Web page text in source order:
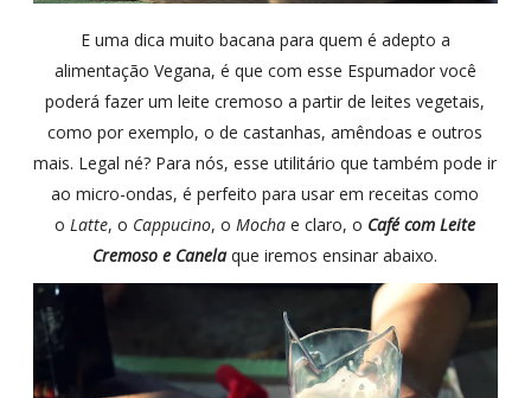
E uma dica muito bacana para quem é adepto a
alimentação Vegana, é que com esse Espumador você
poderá fazer um leite cremoso a partir de leites vegetais,
como por exemplo, o de castanhas, amêndoas e outros
mais. Legal né? Para nós, esse utilitário que também pode ir
ao micro-ondas, é perfeito para usar em receitas como
oLatte, o Cappucino, oMocha e claro, o Café com Leite
Cremoso e Canelaque iremos ensinar abaixo.